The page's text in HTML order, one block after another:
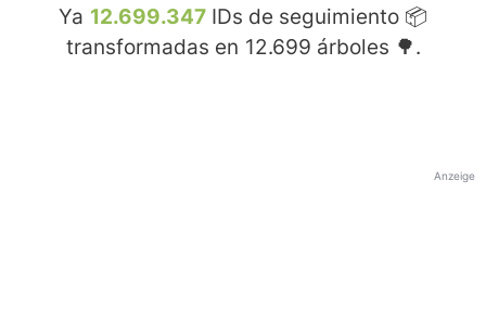
Ya 12.699.347 IDs de seguimiento 📦
transformadas en 12.699 árboles 🌳.
Anzeige